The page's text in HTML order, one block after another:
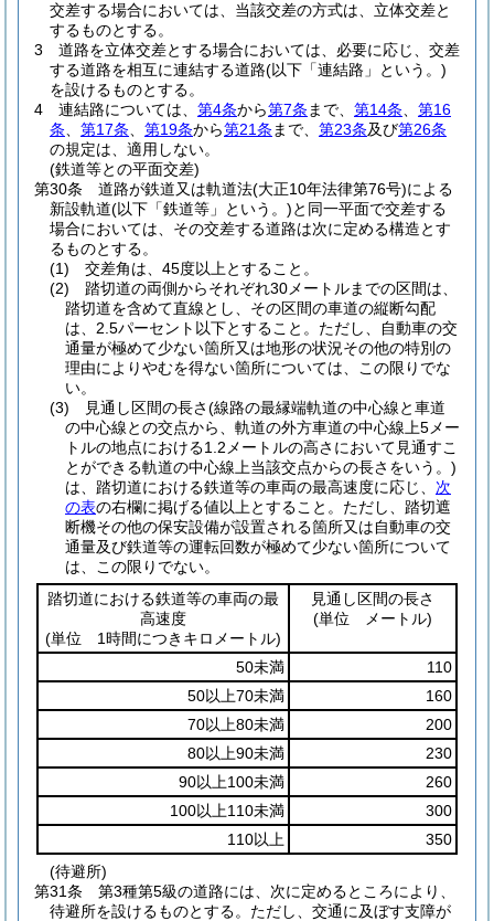
交差する場合においては、当該交差の方式は、立体交差と
するものとする。
3
道路を立体交差とする場合においては、必要に応じ、交差
する道路を相互に連結する道路(以下「連結路」という。)
を設けるものとする。
4
連結路については、 第4条から第7条 まで、 第14条
第16
条
第17条 第19条から第21条 まで、 第23条及び第26条
の規定は、適用しない。
(鉄道等との平面交差)
第30条
道路が鉄道又は軌道法(大正10年法律第76号)による
新設軌道(以下「鉄道等」という。)と同一平面で交差する
場合においては、その交差する道路は次に定める構造とす
るものとする。
(1)
交差角は、45度以上とすること。
(2)
踏切道の両側からそれぞれ30メートルまでの区間は、
踏切道を含めて直線とし、その区間の車道の縦断勾配
は、2.5パーセント以下とすること。 ただし、自動車の交
通量が極めて少ない箇所又は地形の状況その他の特別の
理由によりやむを得ない箇所については、この限りでな
い。
(3)
見通し区間の長さ(線路の最縁端軌道の中心線と車道
の中心線との交点から、軌道の外方車道の中心線上5メー
トルの地点における1.2メートルの高さにおいて見通すこ
とができる軌道の中心線上当該交点からの長さをいう。)
は、踏切道における鉄道等の車両の最高速度に応じ、 次
の表の右欄に掲げる値以上とすること。 ただし、踏切遮
断機その他の保安設備が設置される箇所又は自動車の交
通量及び鉄道等の運転回数が極めて少ない箇所について
は、この限りでない。
踏切道における鉄道等の車両の最
高速度
(単位 1時間につきキロメートル)
見通し区間の長さ
(単位 メートル)
50未満
110
50以上70未満
160
70以上80未満
200
80以上90未満
230
90以上100未満
260
100以上110未満
300
110以上
350
(待避所)
第31条
第3種第5級の道路には、次に定めるところにより、
待避所を設けるものとする。 ただし、交通に及ぼす支障が